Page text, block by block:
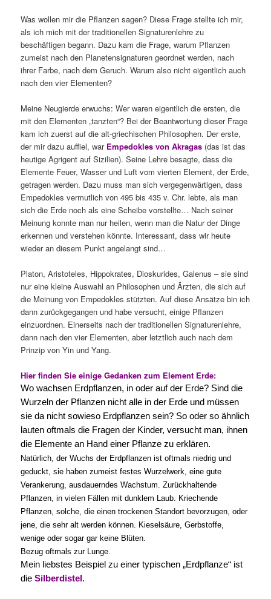
Was wollen mir die Pflanzen sagen? Diese Frage stellte ich mir,
als ich mich mit der traditionellen Signaturenlehre zu
beschäftigen begann. Dazu kam die Frage, warum Pflanzen
zumeist nach den Planetensignaturen geordnet werden, nach
ihrer Farbe, nach dem Geruch. Warum also nicht eigentlich auch
nach den vier Elementen?
Meine Neugierde erwuchs: Wer waren eigentlich die ersten, die
mit den Elementen „tanzten“? Bei der Beantwortung dieser Frage
kam ich zuerst auf die alt-griechischen Philosophen. Der erste,
der mir dazu auffiel, war Empedokles von Akragas (das ist das
heutige Agrigent auf Sizilien). Seine Lehre besagte, dass die
Elemente Feuer, Wasser und Luft vom vierten Element, der Erde,
getragen werden. Dazu muss man sich vergegenwärtigen, dass
Empedokles vermutlich von 495 bis 435 v. Chr. lebte, als man
sich die Erde noch als eine Scheibe vorstellte… Nach seiner
Meinung konnte man nur heilen, wenn man die Natur der Dinge
erkennen und verstehen könnte. Interessant, dass wir heute
wieder an diesem Punkt angelangt sind…
Platon, Aristoteles, Hippokrates, Dioskurides, Galenus – sie sind
nur eine kleine Auswahl an Philosophen und Ärzten, die sich auf
die Meinung von Empedokles stützten. Auf diese Ansätze bin ich
dann zurückgegangen und habe versucht, einige Pflanzen
einzuordnen. Einerseits nach der traditionellen Signaturenlehre,
dann nach den vier Elementen, aber letztlich auch nach dem
Prinzip von Yin und Yang.
Hier finden Sie einige Gedanken zum Element Erde:
Wo wachsen Erdpflanzen, in oder auf der Erde? Sind die
Wurzeln der Pflanzen nicht alle in der Erde und müssen
sie da nicht sowieso Erdpflanzen sein? So oder so ähnlich
lauten oftmals die Fragen der Kinder, versucht man, ihnen
die Elemente an Hand einer Pflanze zu erklären.
Natürlich, der Wuchs der Erdpflanzen ist oftmals niedrig und
geduckt, sie haben zumeist festes Wurzelwerk, eine gute
Verankerung, ausdauerndes Wachstum. Zurückhaltende
Pflanzen, in vielen Fällen mit dunklem Laub. Kriechende
Pflanzen, solche, die einen trockenen Standort bevorzugen, oder
jene, die sehr alt werden können. Kieselsäure, Gerbstoffe,
wenige oder sogar gar keine Blüten.
Bezug oftmals zur Lunge.
Mein liebstes Beispiel zu einer typischen „Erdpflanze“ ist
dieSilberdistel .